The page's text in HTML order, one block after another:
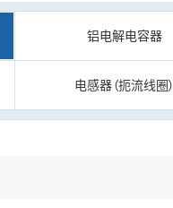
铝电解电容器
电感器（扼流线圈）